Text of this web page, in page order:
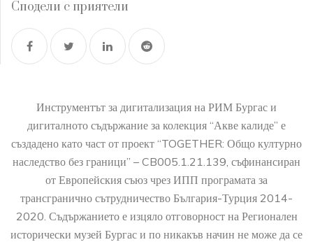
Сподели с приятели
Инструментът за дигитализация на РИМ Бургас и
дигиталното съдържание за колекция “Акве калиде” е
създадено като част от проект “TOGETHER: Общо културно
наследство без граници” – CB005.1.21.139, съфинансиран
от Европейския съюз чрез ИПП програмата за
трансгранично сътрудничество България-Турция 2014-
2020. Съдържанието е изцяло отговорност на Регионален
исторически музей Бургас и по никакъв начин не може да се